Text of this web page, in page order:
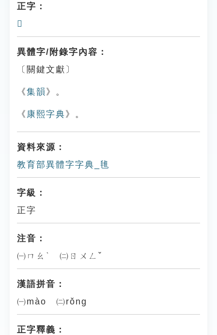
正字：
𩿂
異體字/附錄字內容：
〔關鍵文獻〕
《集韻 》。
《 康熙字典 》。
資料來源：
教育部異體字字典_㲝
字級：
正字
注音：
㈠ㄇㄠˋ ㈡ㄖㄨㄥˇ
漢語拼音：
㈠mào ㈡rǒng
正字釋義：